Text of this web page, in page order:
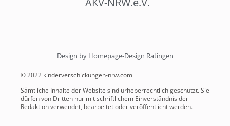
Design by Homepage-Design Ratingen
© 2022 kinderverschickungen-nrw.com
Sämtliche Inhalte der Website sind urheberrechtlich geschützt. Sie
dürfen von Dritten nur mit schriftlichem Einverständnis der
Redaktion verwendet, bearbeitet oder veröffentlicht werden.